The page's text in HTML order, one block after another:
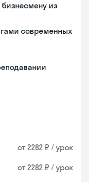
из
современных
от 2282 ₽ / урок
от 2282 ₽ / урок